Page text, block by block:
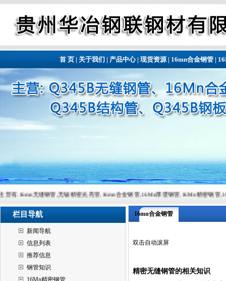
首 页| 关于我们 | 产品中心| 现货资源| 16mn合金钢管|
:16mn无缝钢管,无锡精密光亮管,16mn合金钢管,16Mn厚壁钢管,16Mn精密钢管
栏目导航
新闻导航
信息列表
推荐信息
钢管知识
16Mn精密钢管
16mn合金钢管
双击自动滚屏
精密无缝钢管的相关知识